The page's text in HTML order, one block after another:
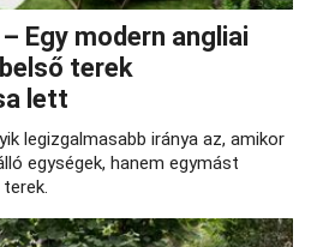
Egy modern angliai
terek
lett
legizgalmasabb iránya az, amikor
egységek, hanem egymást